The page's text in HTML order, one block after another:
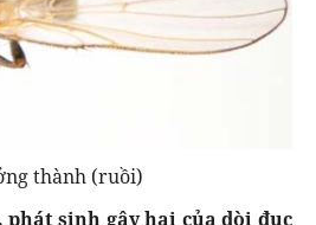
thành (ruồi)
phát sinh gây hại của dòi đục